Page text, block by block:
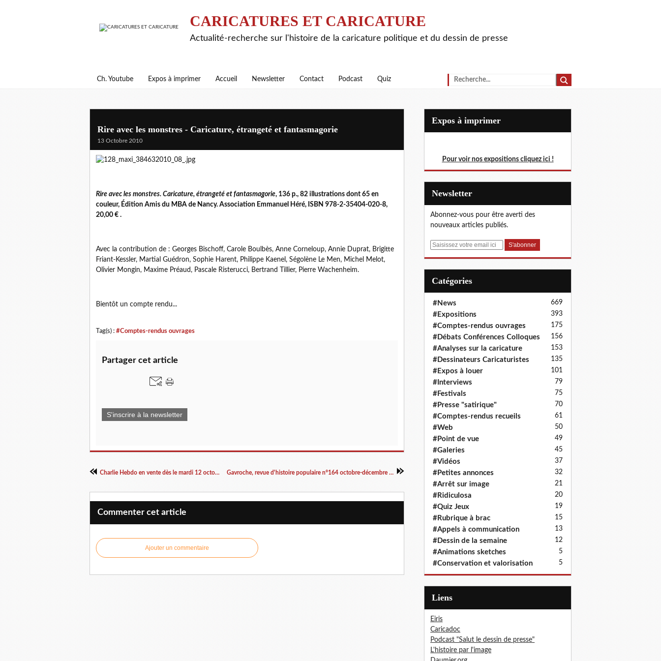
CARICATURES ET CARICATURE
Actualité-recherche sur l'histoire de la caricature politique et du dessin de presse
Ch. Youtube Expos à imprimer Accueil Newsletter Contact Podcast Quiz
Rire avec les monstres - Caricature, étrangeté et fantasmagorie
13 Octobre 2010
Rire avec les monstres. Caricature, étrangeté et fantasmagorie, 136 p., 82 illustrations dont 65 en
couleur, Édition Amis du MBA de Nancy. Association Emmanuel Héré, ISBN 978-2-35404-020-8,
20,00 € .
Avec la contribution de : Georges Bischoff, Carole Boulbès, Anne Corneloup, Annie Duprat, Brigitte
Friant-Kessler, Martial Guédron, Sophie Harent, Philippe Kaenel, Ségolène Le Men, Michel Melot,
Olivier Mongin, Maxime Préaud, Pascale Risterucci, Bertrand Tillier, Pierre Wachenheim.
Bientôt un compte rendu...
Tag(s) : #Comptes-rendus ouvrages
Partager cet article
S'inscrire à la newsletter
Charlie Hebdo en vente dès le mardi 12 octobre... Gavroche, revue d'histoire populaire n°164 octobre-décembre 2010
Commenter cet article
Ajouter un commentaire
Expos à imprimer
Pour voir nos expositions cliquez ici !
Newsletter
Abonnez-vous pour être averti des
nouveaux articles publiés.
E
Catégories
#News 669
#Expositions 393
#Comptes-rendus ouvrages 175
#Débats Conférences Colloques 156
#Analyses sur la caricature 153
#Dessinateurs Caricaturistes 135
#Expos à louer 101
#Interviews 79
#Festivals 75
#Presse "satirique" 70
#Comptes-rendus recueils 61
#Web 50
#Point de vue 49
#Galeries 45
#Vidéos 37
#Petites annonces 32
#Arrêt sur image 21
#Ridiculosa 20
#Quiz Jeux 19
#Rubrique à brac 15
#Appels à communication 13
#Dessin de la semaine 12
#Animations sketches 5
#Conservation et valorisation 5
Liens
Eiris
Caricadoc
Podcast "Salut le dessin de presse"
L'histoire par l'image